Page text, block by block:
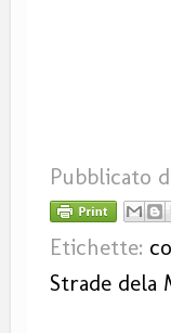
Pubblicato
Etichette:
Strade dela